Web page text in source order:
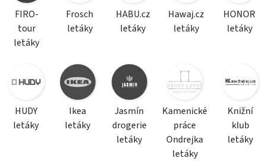
FIRO-
tour
letáky
Frosch
letáky
HABU.cz
letáky
Hawaj.cz
letáky
HONOR
letáky
HUDY
letáky
Ikea
letáky
Jasmín
drogerie
letáky
Kamenické
práce
Ondrejka
letáky
Knižní
klub
letáky